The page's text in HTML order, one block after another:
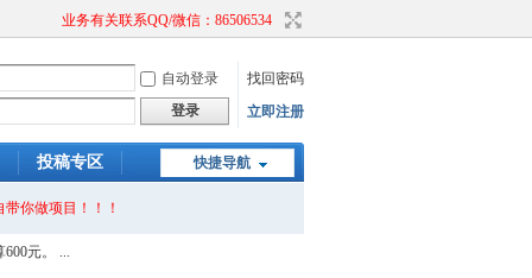
业务有关联系QQ/微信：86506534
自动登录
找回密码
登录
立即注册
快捷导航
投稿专区
你做项目！！！
元。 ...